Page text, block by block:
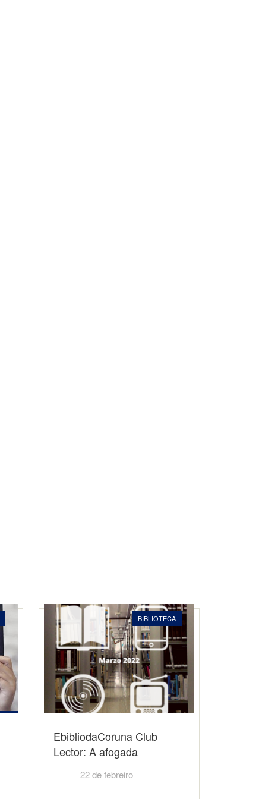
BIBLIOTECA
EbibliodaCoruna Club
Lector: A afogada
22 de febreiro